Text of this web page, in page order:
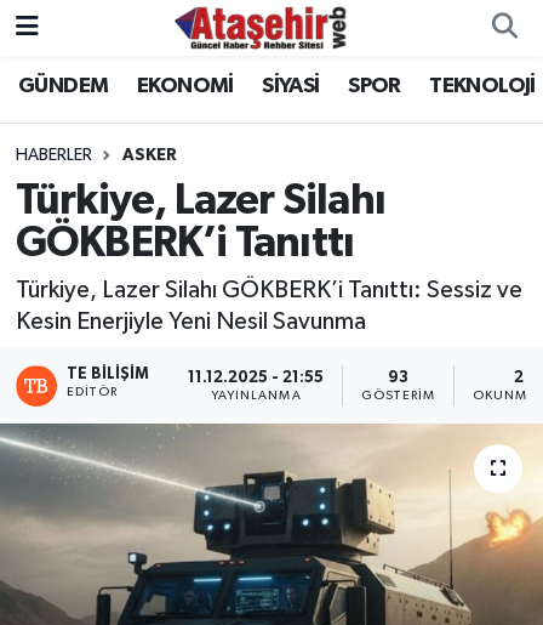
GÜNDEM EKONOMİ SİYASİ SPOR TEKNOLOJİ
HABERLER ASKER
Türkiye, Lazer Silahı
GÖKBERK’i Tanıttı
Türkiye, Lazer Silahı GÖKBERK’i Tanıttı: Sessiz ve
Kesin Enerjiyle Yeni Nesil Savunma
TE BILIŞIM
EDITÖR
11.12.2025 - 21:55
YAYINLANMA
93
GÖSTERIM
2
OKUNMA
Hava Durumu
Trafik Durumu
Süper Lig Puan Durumu ve Fikstür
Tüm Manşetler
Son Dakika Haberleri
Haber Arşivi